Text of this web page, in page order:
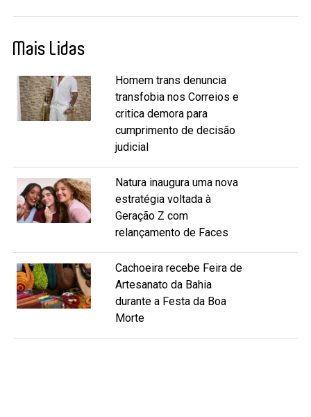
Mais Lidas
Homem trans denuncia
transfobia nos Correios e
critica demora para
cumprimento de decisão
judicial
Natura inaugura uma nova
estratégia voltada à
Geração Z com
relançamento de Faces
Cachoeira recebe Feira de
Artesanato da Bahia
durante a Festa da Boa
Morte